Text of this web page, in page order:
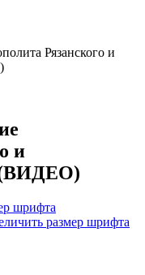
Рязанского и
и
(ВИДЕО)
шрифта
размер шрифта